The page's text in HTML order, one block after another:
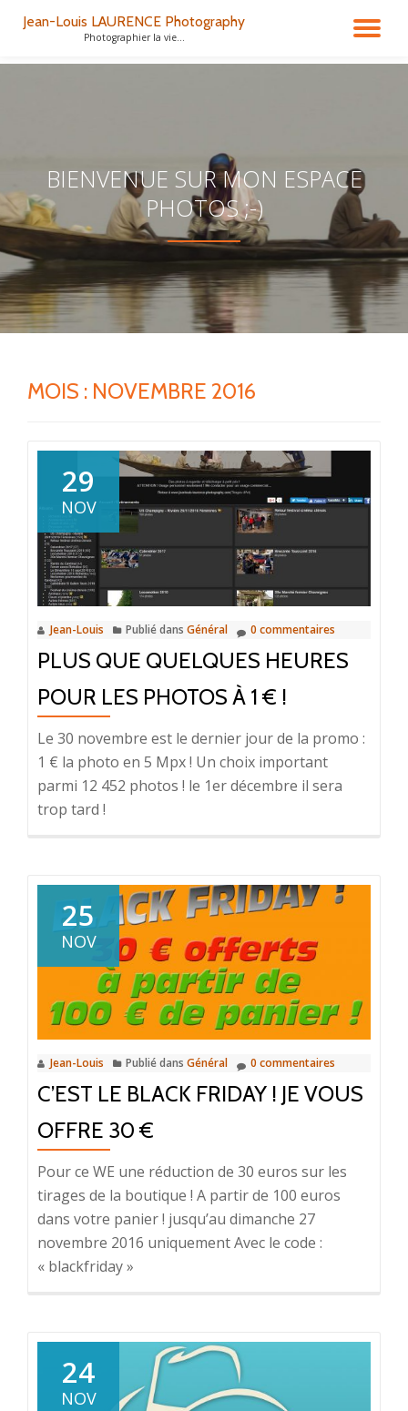
au
Jean-Louis LAURENCE Photography
Photographier la vie...
BIENVENUE SUR MON ESPACE
PHOTOS ;-)
MOIS : NOVEMBRE 2016
29
NOV
Jean-Louis Publié dans Général 0 commentaires
PLUS QUE QUELQUES HEURES
POUR LES PHOTOS À 1 € !
Le 30 novembre est le dernier jour de la promo :
1 € la photo en 5 Mpx ! Un choix important
parmi 12 452 photos ! le 1er décembre il sera
trop tard !
25
NOV
Jean-Louis Publié dans Général 0 commentaires
C’EST LE BLACK FRIDAY ! JE VOUS
OFFRE 30 €
Pour ce WE une réduction de 30 euros sur les
tirages de la boutique ! A partir de 100 euros
dans votre panier ! jusqu’au dimanche 27
novembre 2016 uniquement Avec le code :
« blackfriday »
24
NOV